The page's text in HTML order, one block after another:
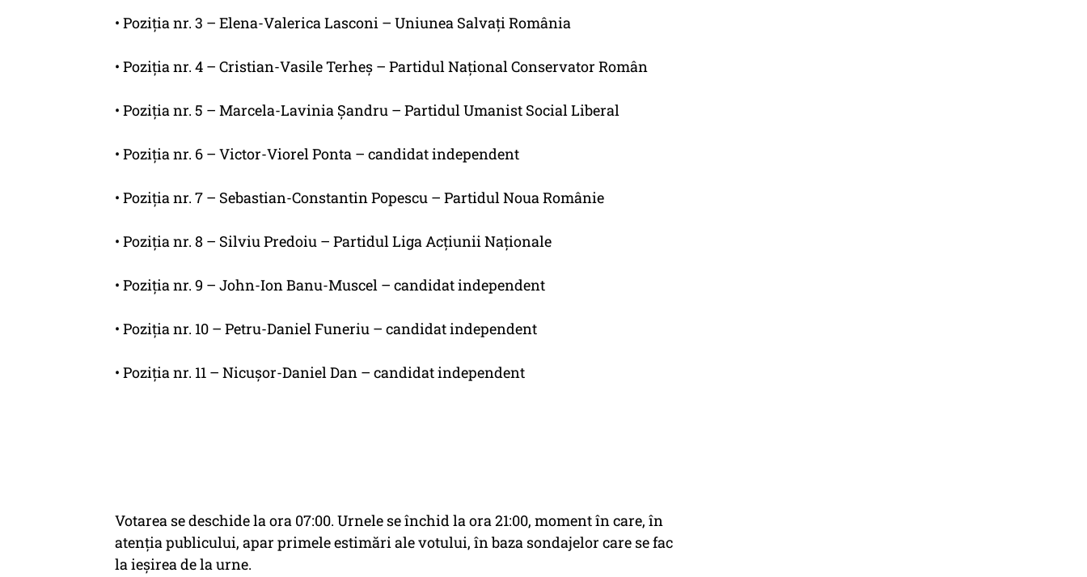
• Poziția nr. 3 – Elena-Valerica Lasconi – Uniunea Salvați România
• Poziția nr. 4 – Cristian-Vasile Terheș – Partidul Național Conservator Român
• Poziția nr. 5 – Marcela-Lavinia Șandru – Partidul Umanist Social Liberal
• Poziția nr. 6 – Victor-Viorel Ponta – candidat independent
• Poziția nr. 7 – Sebastian-Constantin Popescu – Partidul Noua Românie
• Poziția nr. 8 – Silviu Predoiu – Partidul Liga Acțiunii Naționale
• Poziția nr. 9 – John-Ion Banu-Muscel – candidat independent
• Poziția nr. 10 – Petru-Daniel Funeriu – candidat independent
• Poziția nr. 11 – Nicușor-Daniel Dan – candidat independent
Votarea se deschide la ora 07:00. Urnele se închid la ora 21:00, moment în care, în
atenția publicului, apar primele estimări ale votului, în baza sondajelor care se fac
la ieșirea de la urne.